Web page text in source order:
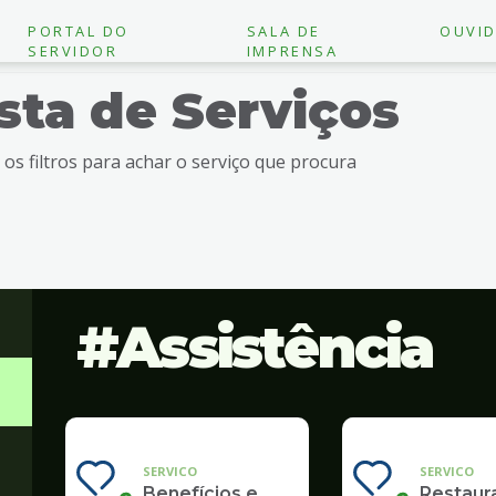
PORTAL DO
SERVIDOR
SALA DE
IMPRENSA
de Serviços
os filtros para achar o serviço que procura
Assistência
SERVICO SERVICO